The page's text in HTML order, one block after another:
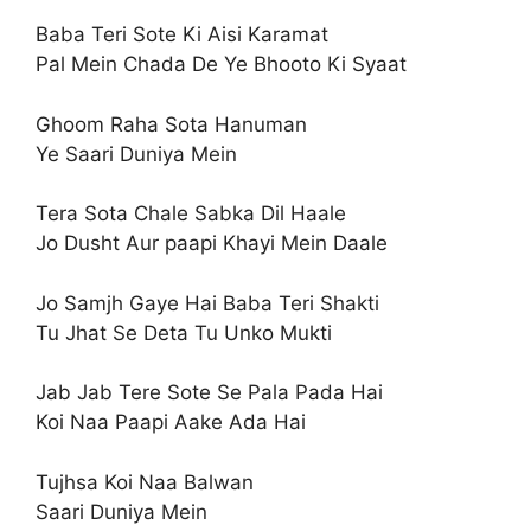
Baba Teri Sote Ki Aisi Karamat
Pal Mein Chada De Ye Bhooto Ki Syaat
Ghoom Raha Sota Hanuman
Ye Saari Duniya Mein
Tera Sota Chale Sabka Dil Haale
Jo Dusht Aur paapi Khayi Mein Daale
Jo Samjh Gaye Hai Baba Teri Shakti
Tu Jhat Se Deta Tu Unko Mukti
Jab Jab Tere Sote Se Pala Pada Hai
Koi Naa Paapi Aake Ada Hai
Tujhsa Koi Naa Balwan
Saari Duniya Mein